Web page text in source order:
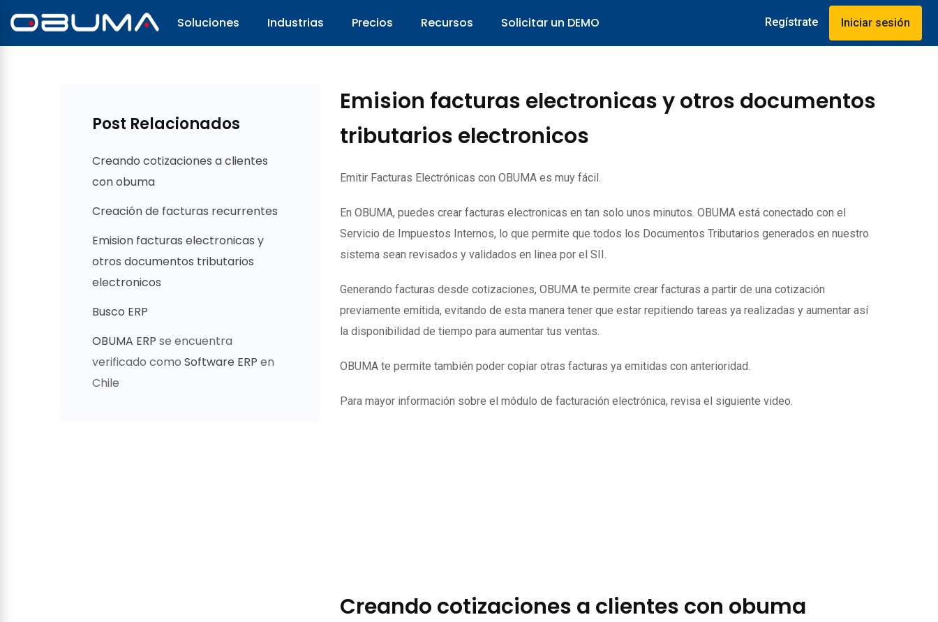
Soluciones Industrias Precios Recursos Solicitar un DEMO Regístrate Iniciar sesión
Emision facturas electronicas y otros documentos
tributarios electronicos
Emitir Facturas Electrónicas con OBUMA es muy fácil.
En OBUMA, puedes crear facturas electronicas en tan solo unos minutos. OBUMA está conectado con el
Servicio de Impuestos Internos, lo que permite que todos los Documentos Tributarios generados en nuestro
sistema sean revisados y validados en linea por el SII.
Generando facturas desde cotizaciones, OBUMA te permite crear facturas a partir de una cotización
previamente emitida, evitando de esta manera tener que estar repitiendo tareas ya realizadas y aumentar así
la disponibilidad de tiempo para aumentar tus ventas.
OBUMA te permite también poder copiar otras facturas ya emitidas con anterioridad.
Para mayor información sobre el módulo de facturación electrónica, revisa el siguiente video.
Post Relacionados
Creando cotizaciones a clientes
con obuma
Creación de facturas recurrentes
Emision facturas electronicas y
otros documentos tributarios
electronicos
Busco ERP
OBUMA ERP se encuentra
verificado como Software ERP en
Chile
Creando cotizaciones a clientes con obuma